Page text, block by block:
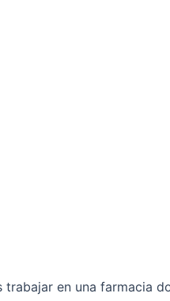
en una farmacia